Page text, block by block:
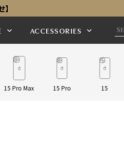
ACCESSORIES
15 Pro Max 15 Pro 15